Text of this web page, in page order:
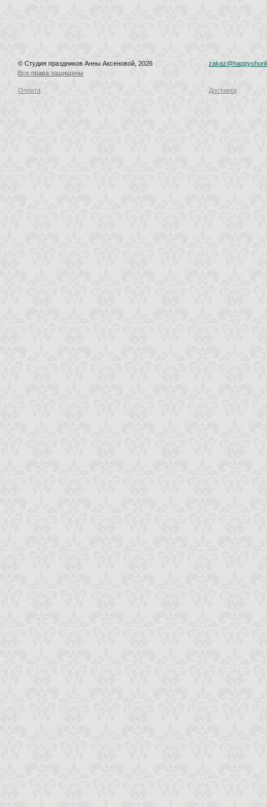
© Студия праздников Анны Аксеновой, 2026
Все права защищены
Оплата Доставка